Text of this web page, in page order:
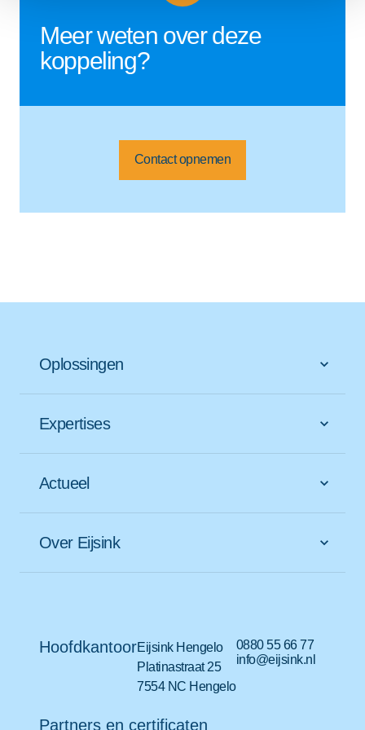
Meer weten over deze
koppeling?
Contact opnemen
Oplossingen
Expertises
Actueel
Over Eijsink
HoofdkantoorEijsink Hengelo
Platinastraat 25
7554 NC Hengelo
0880 55 66 77
info@eijsink.nl
Partners en certificaten